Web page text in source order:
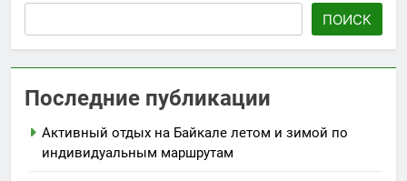
ПОИСК
Последние публикации
Активный отдых на Байкале летом и зимой по
индивидуальным маршрутам